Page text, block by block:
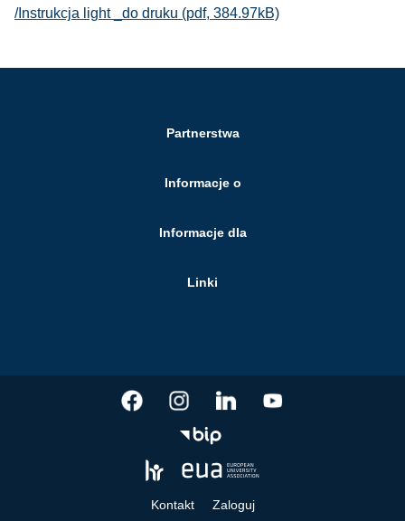
/Instrukcja light _do druku (pdf, 384.97kB)
Partnerstwa
Informacje o
Informacje dla
Linki
Kontakt Zaloguj